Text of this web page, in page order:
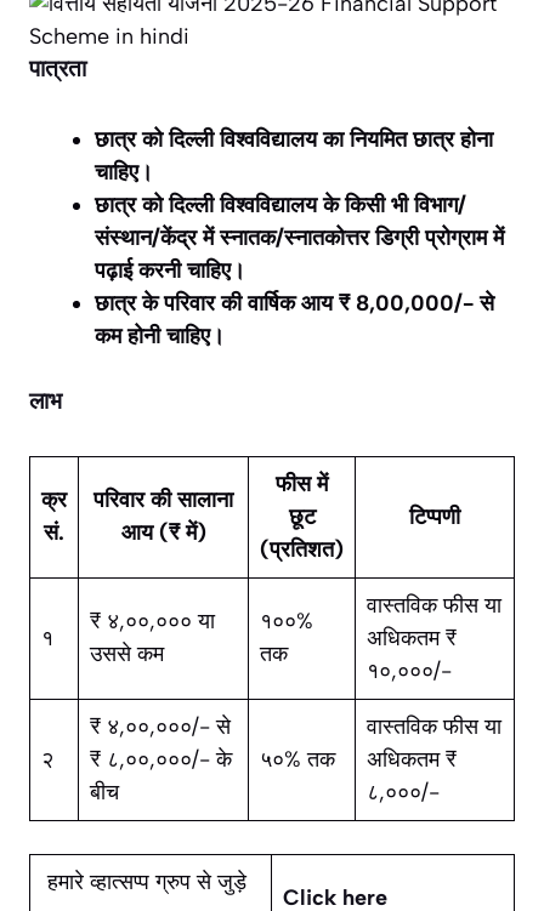
पात्रता
छात्र को दिल्ली विश्वविद्यालय का नियमित छात्र होना
चाहिए।
छात्र को दिल्ली विश्वविद्यालय के किसी भी विभाग/
संस्थान/केंद्र में स्नातक/स्नातकोत्तर डिग्री प्रोग्राम में
पढ़ाई करनी चाहिए।
छात्र के परिवार की वार्षिक आय ₹ 8,00,000/- से
कम होनी चाहिए।
लाभ
क्र
सं.
परिवार की सालाना
आय (₹ में)
फीस में
छूट
(प्रतिशत)
टिप्पणी
१
₹ ४,००,००० या
उससे कम
१००%
तक
वास्तविक फीस या
अधिकतम ₹
१०,०००/-
२
₹ ४,००,०००/- से
₹ ८,००,०००/- के
बीच
५०% तक
वास्तविक फीस या
अधिकतम ₹
८,०००/-
हमारे व्हात्सप्प ग्रुप से जुड़े
Click here